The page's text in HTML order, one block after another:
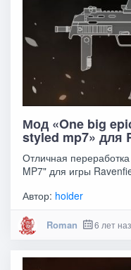
Мод «One big
styled mp7» для
Отличная
MP7" для игры
Автор: hoider
Roman 6 лет